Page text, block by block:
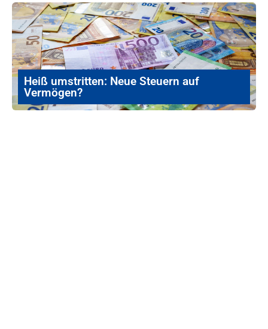
Heiß umstritten: Neue Steuern auf
Vermögen?